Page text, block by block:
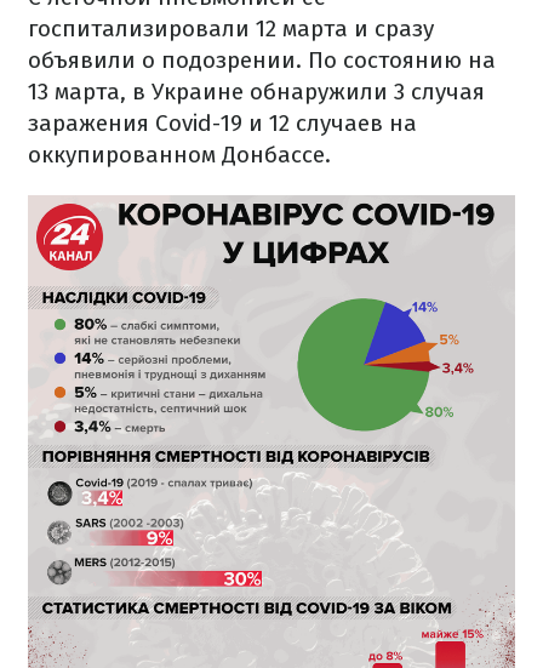
госпитализировали 12 марта и сразу
объявили о подозрении. По состоянию на
13 марта, в Украине обнаружили 3 случая
заражения Covid-19 и 12 случаев на
оккупированном Донбассе.